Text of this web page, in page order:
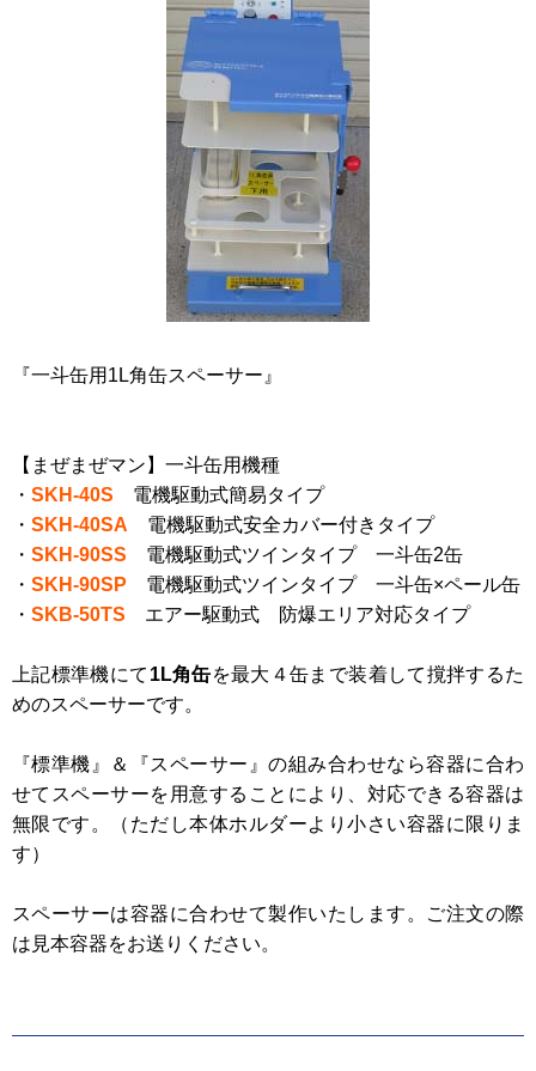
『一斗缶用1L角缶スペーサー』
【まぜまぜマン】一斗缶用機種
・ SKH-40S 電機駆動式簡易タイプ
・ SKH-40SA 電機駆動式安全カバー付きタイプ
・ SKH-90SS 電機駆動式ツインタイプ 一斗缶2缶
・ SKH-90SP 電機駆動式ツインタイプ 一斗缶×ペール缶
・ SKB-50TS エアー駆動式 防爆エリア対応タイプ
上記標準機にて 1L角缶を最大４缶まで装着して撹拌するた
めのスペーサーです。
『標準機』＆『スペーサー』の組み合わせなら容器に合わ
せてスペーサーを用意することにより、対応できる容器は
無限です。（ただし本体ホルダーより小さい容器に限りま
す）
スペーサーは容器に合わせて製作いたします。ご注文の際
は見本容器をお送りください。